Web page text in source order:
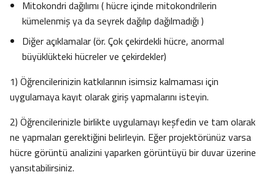
Mitokondri dağılımı ( hücre içinde mitokondrilerin
kümelenmiş ya da seyrek dağılıp dağılmadığı )
Diğer açıklamalar (ör. Çok çekirdekli hücre, anormal
büyüklükteki hücreler ve çekirdekler)
1) Öğrencilerinizin katkılarının isimsiz kalmaması için
uygulamaya kayıt olarak giriş yapmalarını isteyin.
2) Öğrencilerinizle birlikte uygulamayı keşfedin ve tam olarak
ne yapmaları gerektiğini belirleyin. Eğer projektörünüz varsa
hücre görüntü analizini yaparken görüntüyü bir duvar üzerine
yansıtabilirsiniz.